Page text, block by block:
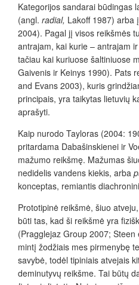
Kategorijos sandarai būdingas
(angl. radial, Lakoff 1987) arba
2004). Pagal jį visos reikšmės
antrajam, kai kurie – antrajam
tačiau kai kuriuose šaltiniuose
Gaivenis ir Keinys 1990). Pats
and Evans 2003), kuris
principais, yra taikytas lietuvių
aprašyti.
Kaip nurodo Tayloras (2004:
pritardama Dabašinskienei ir
mažumo reikšmę. Mažumas
nedidelis vandens kiekis, arba
konceptas, remiantis
Prototipinė reikšmė, šiuo
būti tas, kad ši reikšmė yra
(Pragglejaz Group 2007; Steen
mintį žodžiais mes pirmenybę
savybė, todėl tipiniais atvejais
deminutyvų reikšme. Tai būtų